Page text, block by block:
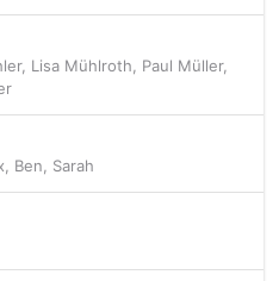
, Lisa Mühlroth Paul Müller,
Ben Sarah